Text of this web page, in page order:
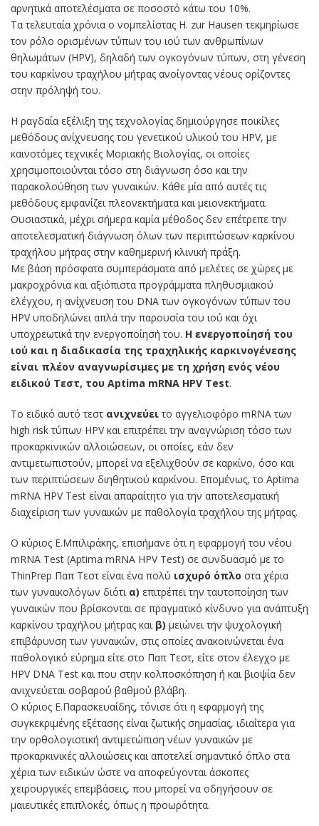
αρνητικά αποτελέσματα σε ποσοστό κάτω του 10%.
Τα τελευταία χρόνια ο νομπελίστας H. zur Hausen τεκμηρίωσε
τον ρόλο ορισμένων τύπων του ιού των ανθρωπίνων
θηλωμάτων (HPV), δηλαδή των ογκογόνων τύπων, στη γένεση
του καρκίνου τραχήλου μήτρας ανοίγοντας νέους ορίζοντες
στην πρόληψή του.
Η ραγδαία εξέλιξη της τεχνολογίας δημιούργησε ποικίλες
μεθόδους ανίχνευσης του γενετικού υλικού του HPV, με
καινοτόμες τεχνικές Μοριακής Βιολογίας, οι οποίες
χρησιμοποιούνται τόσο στη διάγνωση όσο και την
παρακολούθηση των γυναικών. Κάθε μία από αυτές τις
μεθόδους εμφανίζει πλεονεκτήματα και μειονεκτήματα.
Ουσιαστικά, μέχρι σήμερα καμία μέθοδος δεν επέτρεπε την
αποτελεσματική διάγνωση όλων των περιπτώσεων καρκίνου
τραχήλου μήτρας στην καθημερινή κλινική πράξη.
Με βάση πρόσφατα συμπεράσματα από μελέτες σε χώρες με
μακροχρόνια και αξιόπιστα προγράμματα πληθυσμιακού
ελέγχου, η ανίχνευση του DNA των ογκογόνων τύπων του
HPV υποδηλώνει απλά την παρουσία του ιού και όχι
υποχρεωτικά την ενεργοποίησή του. Η ενεργοποίησή του
ιού και η διαδικασία της τραχηλικής καρκινογένεσης
είναι πλέον αναγνωρίσιμες με τη χρήση ενός νέου
ειδικού Τεστ, του Aptima mRNA HPV Test.
Το ειδικό αυτό τεστ ανιχνεύει το αγγελιοφόρο mRNA των
high risk τύπων HPV και επιτρέπει την αναγνώριση τόσο των
προκαρκινικών αλλοιώσεων, οι οποίες, εάν δεν
αντιμετωπιστούν, μπορεί να εξελιχθούν σε καρκίνο, όσο και
των περιπτώσεων διηθητικού καρκίνου. Επομένως, το Aptima
mRNA HPV Test είναι απαραίτητο για την αποτελεσματική
διαχείριση των γυναικών με παθολογία τραχήλου της μήτρας.
Ο κύριος Ε.Μπιλιράκης, επισήμανε ότι η εφαρμογή του νέου
mRNA Test (Aptima mRNA HPV Test) σε συνδυασμό με το
ThinPrep Παπ Τεστ είναι ένα πολύ ισχυρό όπλο στα χέρια
των γυναικολόγων διότι α) επιτρέπει την ταυτοποίηση των
γυναικών που βρίσκονται σε πραγματικό κίνδυνο για ανάπτυξη
καρκίνου τραχήλου μήτρας και β) μειώνει την ψυχολογική
επιβάρυνση των γυναικών, στις οποίες ανακοινώνεται ένα
παθολογικό εύρημα είτε στο Παπ Τεστ, είτε στον έλεγχο με
HPV DNA Test και που στην κολποσκόπηση ή και βιοψία δεν
ανιχνεύεται σοβαρού βαθμού βλάβη.
Ο κύριος Ε.Παρασκευαίδης, τόνισε ότι η εφαρμογή της
συγκεκριμένης εξέτασης είναι ζωτικής σημασίας, ιδιαίτερα για
την ορθολογιστική αντιμετώπιση νέων γυναικών με
προκαρκινικές αλλοιώσεις και αποτελεί σημαντικό όπλο στα
χέρια των ειδικών ώστε να αποφεύγονται άσκοπες
χειρουργικές επεμβάσεις, που μπορεί να οδηγήσουν σε
μαιευτικές επιπλοκές, όπως η προωρότητα.